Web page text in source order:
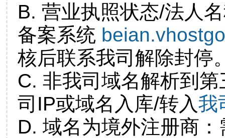
B. 营业执照状态/法人
备案系统
核后联系我司解除封停
C. 非我司域名解析到
司IP或域名入库/转入我
D. 域名为境外注册商